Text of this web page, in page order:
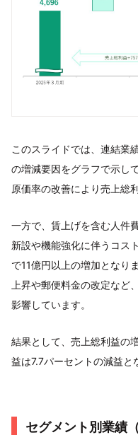
このスライドでは、連結業
の増減要因をグラフで示し
原価率の改善により売上総
一方で、賃上げを含む人件
新設や機能強化に伴うコス
で11億円以上の増加となり
上昇や郵便料金の改定など
影響しています。
結果として、売上総利益の
益は7.7パーセントの減益と
セグメント別業績